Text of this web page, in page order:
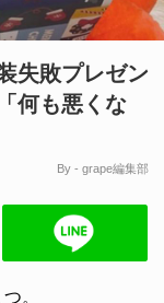
失敗プレゼン
何も悪くな
By - grape編集部
。